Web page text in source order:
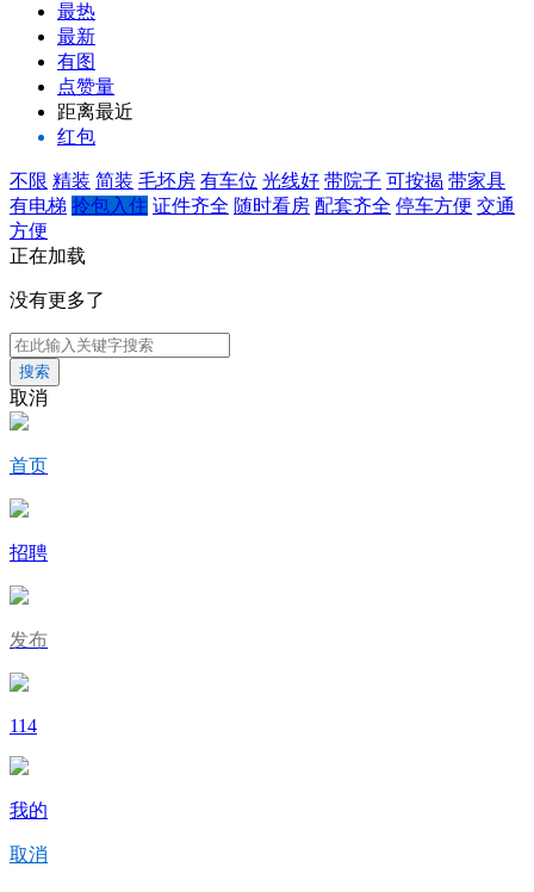
最热
最新
有图
点赞量
距离最近
红包
不限 精装 简装 毛坯房 有车位 光线好 带院子 可按揭 带家具
有电梯 拎包入住 证件齐全 随时看房 配套齐全 停车方便 交通
方便
正在加载
没有更多了
搜索
取消
首页
招聘
发布
114
我的
取消